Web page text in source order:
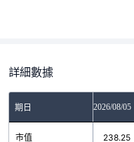
詳細數據
期日
2026/08/04 2026/08/05
市值
230.15 238.25